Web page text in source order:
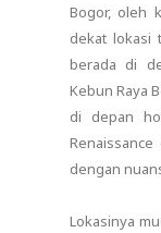
Bogor, oleh
dekat lokasi
berada di
Kebun Raya
di depan
dengan
Lokasinya